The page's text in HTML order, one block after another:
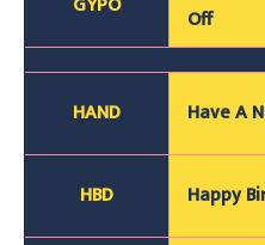
Off
HAND Have A
HBD Happy